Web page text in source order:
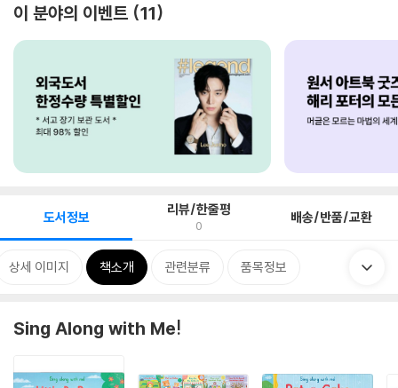
이 분야의 이벤트 11
도서정보 리뷰/한줄평
0 배송/반품/교환
상세 이미지 책소개 관련분류 품목정보
Sing Along with Me!